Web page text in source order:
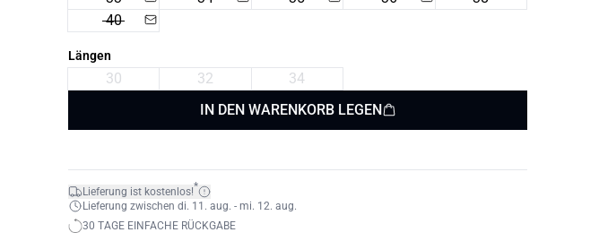
40
Längen
30 32
34
IN DEN WARENKORB LEGEN
Lieferung ist kostenlos!*
Lieferung zwischen di. 11. aug. - mi. 12. aug.
30 TAGE EINFACHE RÜCKGABE